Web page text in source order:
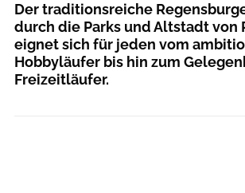
Der traditionsreiche
durch die Parks und Altstadt von
eignet sich für jeden vom
Hobbyläufer bis hin zum
Freizeitläufer.